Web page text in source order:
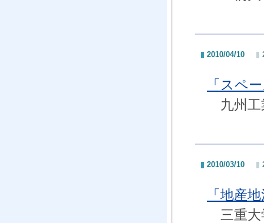
2010/04/10
「スペ
九州工
2010/03/10
「地産
三重大